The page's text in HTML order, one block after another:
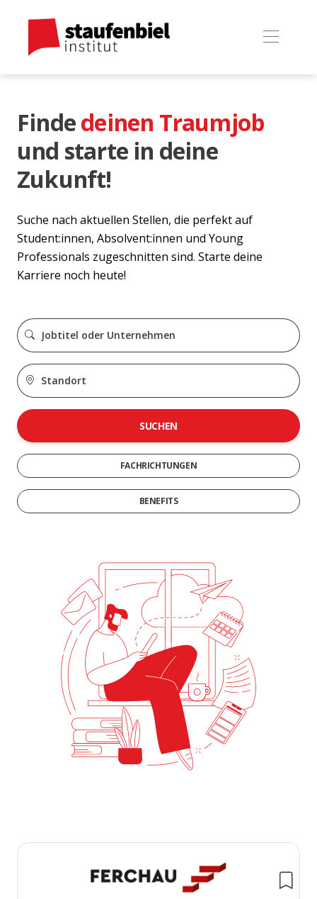
Findedeinen Traumjob
und starte in deine
Zukunft!
Suche nach aktuellen Stellen, die perfekt auf
Student:innen, Absolvent:innen und Young
Professionals zugeschnitten sind. Starte deine
Karriere noch heute!
SUCHEN
FACHRICHTUNGEN
BENEFITS